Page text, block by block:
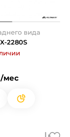
вида
2280S
мес